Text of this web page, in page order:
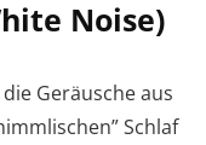
Noise)
Geräusche aus
Schlaf